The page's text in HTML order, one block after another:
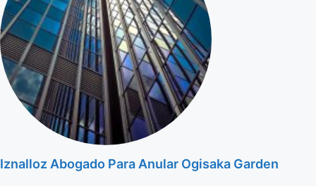
Iznalloz Abogado Para Anular Ogisaka Garden